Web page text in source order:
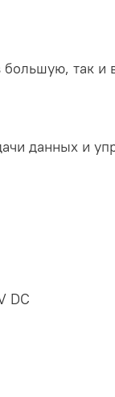
большую, так
данных и
DC